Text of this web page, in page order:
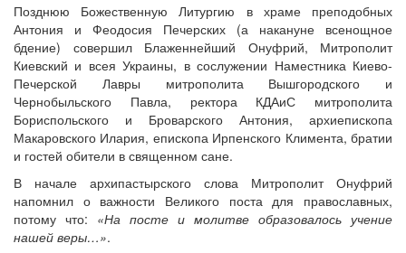
Позднюю Божественную Литургию в храме преподобных
Антония и Феодосия Печерских (а накануне всенощное
бдение) совершил Блаженнейший Онуфрий, Митрополит
Киевский и всея Украины, в сослужении Наместника Киево-
Печерской Лавры митрополита Вышгородского и
Чернобыльского Павла, ректора КДАиС митрополита
Бориспольского и Броварского Антония, архиепископа
Макаровского Илария, епископа Ирпенского Климента, братии
и гостей обители в священном сане.
В начале архипастырского слова Митрополит Онуфрий
напомнил о важности Великого поста для православных,
потому что: «На посте и молитве образовалось учение
нашей веры…».